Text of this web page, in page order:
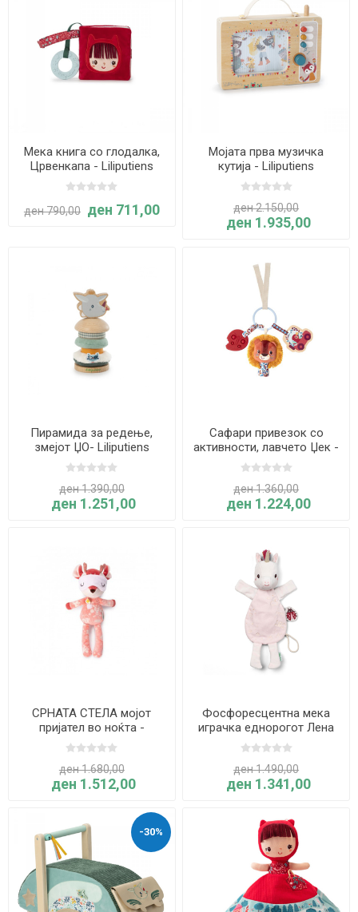
Мека книга со глодалка,
Црвенкапа - Liliputiens
ден 790,00 ден 711,00
Мојата прва музичка
кутија - Liliputiens
ден 2.150,00
ден 1.935,00
Пирамида за редење,
змејот ЏО- Liliputiens
ден 1.390,00
ден 1.251,00
Сафари привезок со
активности, лавчето Џек -
Liliputiens
ден 1.360,00
ден 1.224,00
СРНАТА СТЕЛА мојот
пријател во ноќта -
Liliputiens
ден 1.680,00
ден 1.512,00
Фосфоресцентна мека
играчка еднорогот Лена
еднорогот - Liliputiens
ден 1.490,00
ден 1.341,00
-30%